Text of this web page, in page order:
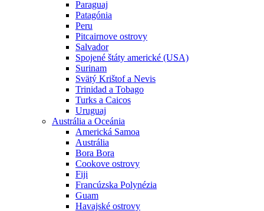
Paraguaj
Patagónia
Peru
Pitcairnove ostrovy
Salvador
Spojené štáty americké (USA)
Surinam
Svätý Krištof a Nevis
Trinidad a Tobago
Turks a Caicos
Uruguaj
Austrália a Oceánia
Americká Samoa
Austrália
Bora Bora
Cookove ostrovy
Fiji
Francúzska Polynézia
Guam
Havajské ostrovy